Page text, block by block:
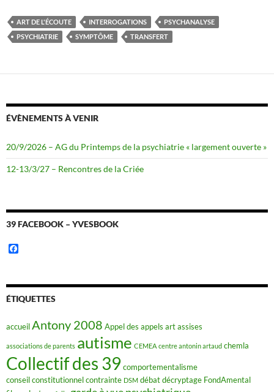
b
o
o
t
e
r
ART DE L'ÉCOUTE INTERROGATIONS
PSYCHANALYSE
PSYCHIATRIE
SYMPTÔME TRANSFERT
ÉVÈNEMENTS À VENIR
20/9/2026 – AG du Printemps de la psychiatrie « largement ouverte »
12-13/3/27 – Rencontres de la Criée
39 FACEBOOK – YVESBOOK
b
o
o
ÉTIQUETTES
accueilAntony 2008 Appel des appels artassises
associations de parents autisme CEMEA centre antonin artaud chemla
Collectif des 39 comportementalisme
conseil constitutionnelcontrainte DSM débatdécryptage FondAmental